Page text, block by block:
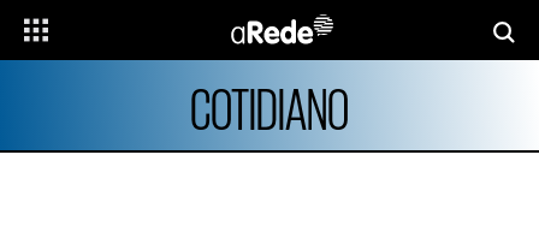
COTIDIANO